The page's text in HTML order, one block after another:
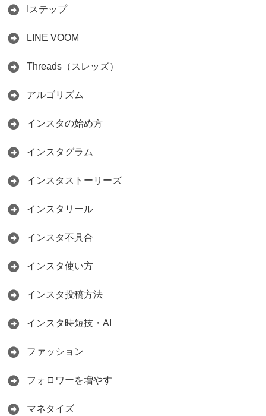
ント
2026.05.15
Iステップ
LINE VOOM
Threads（スレッズ）
アルゴリズム
インスタの始め方
インスタグラム
インスタストーリーズ
インスタリール
インスタ不具合
インスタ使い方
インスタ投稿方法
インスタ時短技・AI
ファッション
フォロワーを増やす
マネタイズ